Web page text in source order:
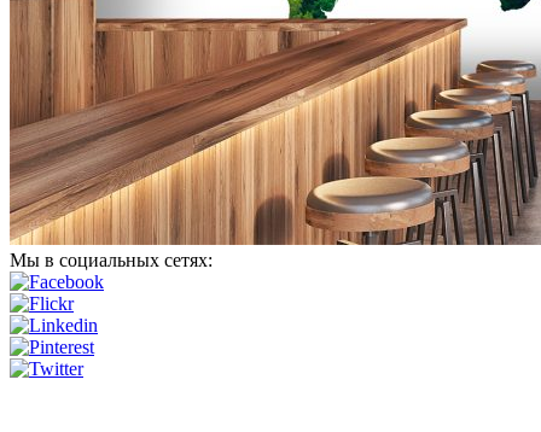
Мы в социальных сетях: